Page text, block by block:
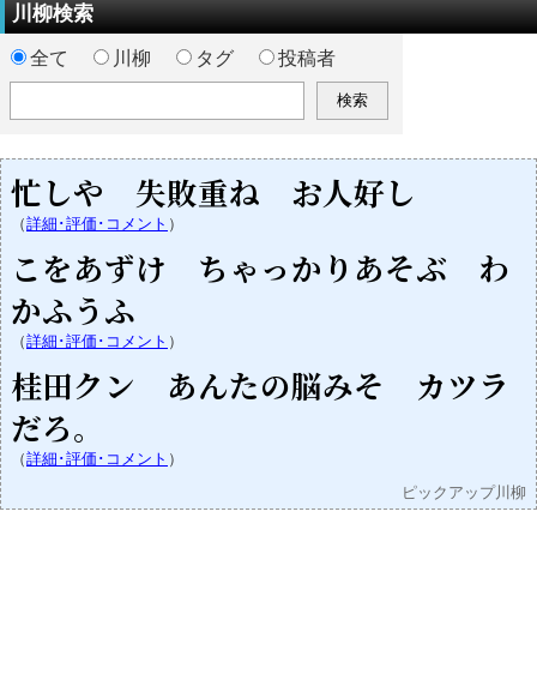
川柳検索
全て 川柳 タグ 投稿者
忙しや 失敗重ね お人好し
（詳細･評価･コメント ）
こをあずけ ちゃっかりあそぶ わ
かふうふ
（詳細･評価･コメント ）
桂田クン あんたの脳みそ カツラ
だろ。
（詳細･評価･コメント ）
ピックアップ川柳